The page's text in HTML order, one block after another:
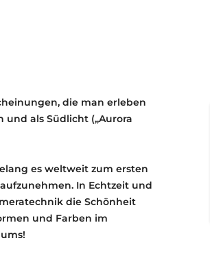
die man erleben
und als Südlicht („Aurora
es weltweit zum ersten
In Echtzeit und
die Schönheit
und Farben im